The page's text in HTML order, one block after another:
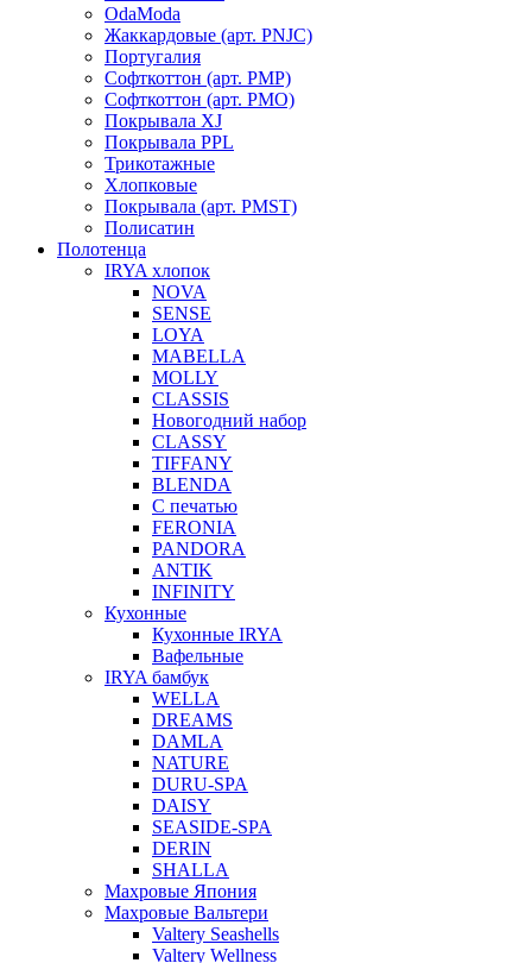
OdaModa
Жаккардовые (арт. PNJC)
Португалия
Софткоттон (арт. PMP)
Софткоттон (арт. PMO)
Покрывала XJ
Покрывала PPL
Трикотажные
Хлопковые
Покрывала (арт. PMST)
Полисатин
Полотенца
IRYA хлопок
NOVA
SENSE
LOYA
MABELLA
MOLLY
CLASSIS
Новогодний набор
CLASSY
TIFFANY
BLENDA
С печатью
FERONIA
PANDORA
ANTIK
INFINITY
Кухонные
Кухонные IRYA
Вафельные
IRYA бамбук
WELLA
DREAMS
DAMLA
NATURE
DURU-SPA
DAISY
SEASIDE-SPA
DERIN
SHALLA
Махровые Япония
Махровые Вальтери
Valtery Seashells
Valtery Wellness